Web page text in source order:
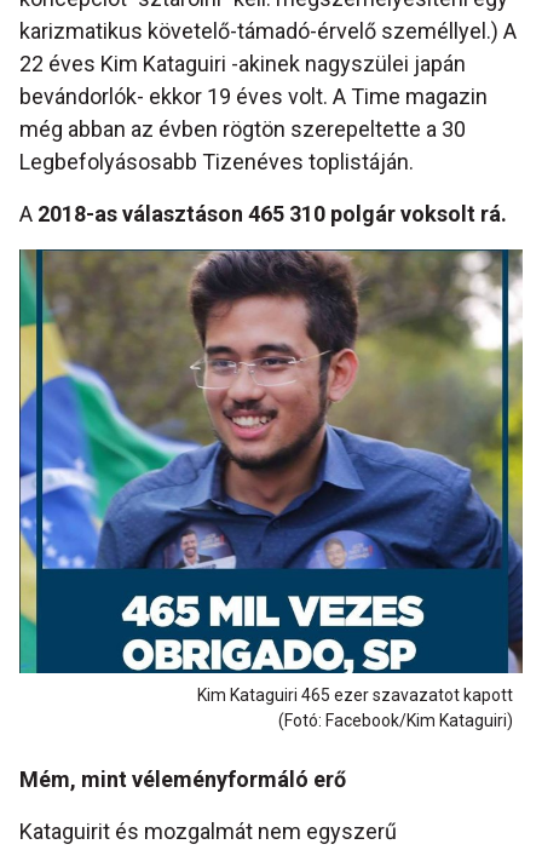
karizmatikus követelő-támadó-érvelő személlyel.) A
22 éves Kim Kataguiri -akinek nagyszülei japán
bevándorlók- ekkor 19 éves volt. A Time magazin
még abban az évben rögtön szerepeltette a 30
Legbefolyásosabb Tizenéves toplistáján.
A 2018-as választáson 465 310 polgár voksolt rá.
Kim Kataguiri 465 ezer szavazatot kapott
(Fotó: Facebook/Kim Kataguiri)
Mém, mint véleményformáló erő
Kataguirit és mozgalmát nem egyszerű